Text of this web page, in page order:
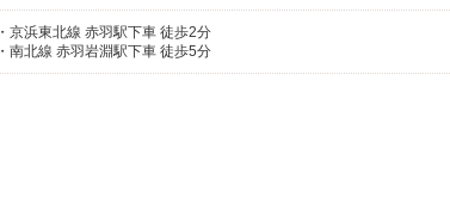
・京浜東北線 赤羽駅下車 徒歩2分
・南北線 赤羽岩淵駅下車 徒歩5分